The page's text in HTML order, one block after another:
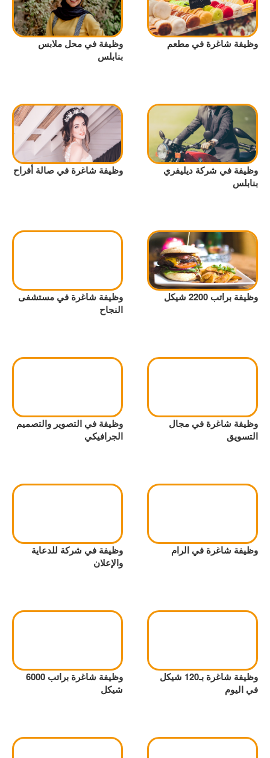
وظيفة شاغرة في مطعم
وظيفة في محل ملابس
بنابلس
وظيفة في شركة ديليفري
بنابلس
وظيفة شاغرة في صالة أفراح
وظيفة براتب 2200 شيكل
وظيفة شاغرة في مستشفى
النجاح
وظيفة شاغرة في مجال
التسويق
وظيفة في التصوير والتصميم
الجرافيكي
وظيفة شاغرة في الرام
وظيفة في شركة للدعاية
والإعلان
وظيفة شاغرة بـ120 شيكل
في اليوم
وظيفة شاغرة براتب 6000
شيكل